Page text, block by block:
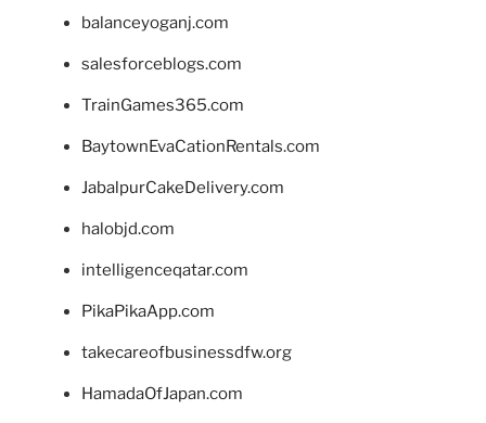
balanceyoganj.com
salesforceblogs.com
TrainGames365.com
BaytownEvaCationRentals.com
JabalpurCakeDelivery.com
halobjd.com
intelligenceqatar.com
PikaPikaApp.com
takecareofbusinessdfw.org
HamadaOfJapan.com